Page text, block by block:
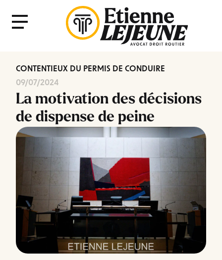
Menu
CONTENTIEUX DU PERMIS DE CONDUIRE
09/07/2024
La motivation des décisions
de dispense de peine
Fermer